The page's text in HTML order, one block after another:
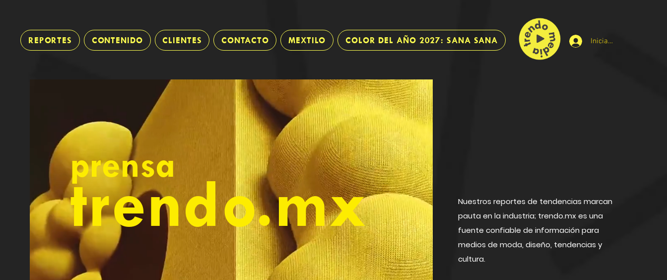
REPORTES CONTENIDO CLIENTES CONTACTO MEXTILO COLOR DEL AÑO 2027: SANA SANA Iniciar sesión
prensa
trendo.mx
Nuestros reportes de tendencias marcan
pauta en la industria; trendo.mx es una
fuente confiable de información para
medios de moda, diseño, tendencias y
cultura.